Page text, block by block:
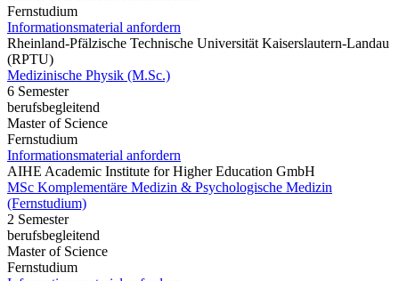
Fernstudium
Informationsmaterial anfordern
Rheinland-Pfälzische Technische Universität Kaiserslautern-Landau
(RPTU)
Medizinische Physik (M.Sc.)
6 Semester
berufsbegleitend
Master of Science
Fernstudium
Informationsmaterial anfordern
AIHE Academic Institute for Higher Education GmbH
MSc Komplementäre Medizin & Psychologische Medizin
(Fernstudium)
2 Semester
berufsbegleitend
Master of Science
Fernstudium